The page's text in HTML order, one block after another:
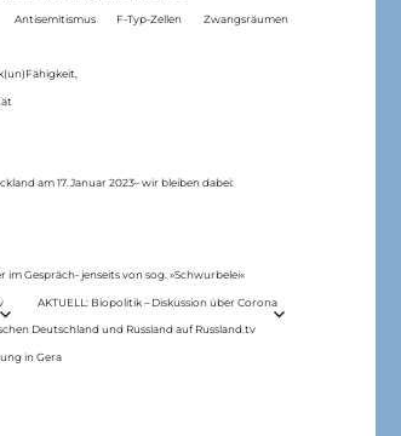
Antisemitismus F-Typ-Zellen Zwangsräumen
am 17.Januar 2023– wir bleiben dabei:
im Gespräch- jenseits von sog. »Schwurbelei«
AKTUELL: Biopolitik – Diskussion über Corona
Deutschland und Russland auf Russland.tv
in Gera